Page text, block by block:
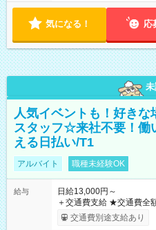
気になる！ 応
人気イベントも！好きな
スタッフ☆来社不要！働
える日払い/T1
アルバイト 職種未経験OK
給与
日給13,000円～
＋交通費支給 ★交通費全額支給！ ┗案件により規定あり ★日払
いOK！（規定あり） ┗働
ンビニATMから 日払い分を引き
交通費別途支給あり